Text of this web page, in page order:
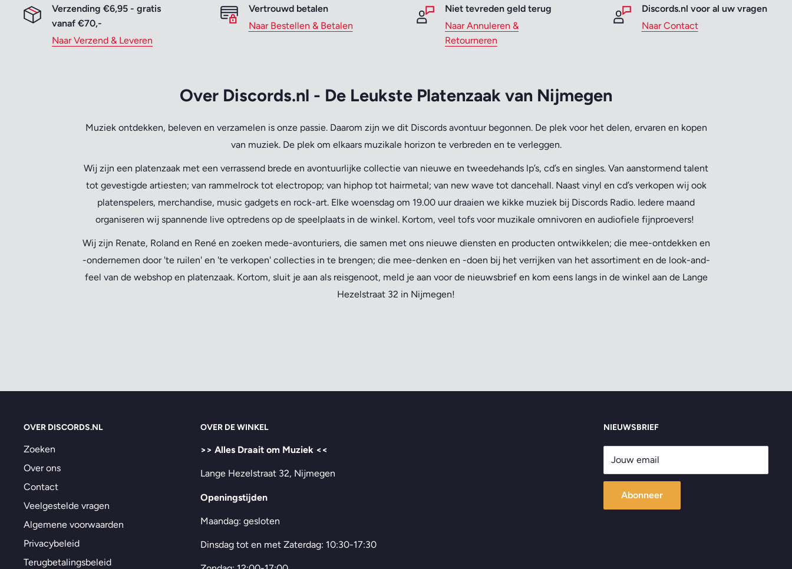
Verzending €6,95 - gratis
vanaf €70,-
Naar Verzend & Leveren
Vertrouwd betalen
Naar Bestellen & Betalen
Niet tevreden geld terug
Naar Annuleren &
Retourneren
Discords.nl voor al uw vragen
Naar Contact
Over Discords.nl - De Leukste Platenzaak van Nijmegen
Muziek ontdekken, beleven en verzamelen is onze passie. Daarom zijn we dit Discords avontuur begonnen. De plek voor het delen, ervaren en kopen
van muziek. De plek om elkaars muzikale horizon te verbreden en te verleggen.
Wij zijn een platenzaak met een verrassend brede en avontuurlijke collectie van nieuwe en tweedehands lp’s, cd’s en singles. Van aanstormend talent
tot gevestigde artiesten; van rammelrock tot electropop; van hiphop tot hairmetal; van new wave tot dancehall. Naast vinyl en cd’s verkopen wij ook
platenspelers, merchandise, music gadgets en rock-art. Elke woensdag om 19.00 uur draaien we kikke muziek bij Discords Radio. Iedere maand
organiseren wij spannende live optredens op de speelplaats in de winkel. Kortom, veel tofs voor muzikale omnivoren en audiofiele fijnproevers!
Wij zijn Renate, Roland en René en zoeken mede-avonturiers, die samen met ons nieuwe diensten en producten ontwikkelen; die mee-ontdekken en
-ondernemen door 'te ruilen' en 'te verkopen' collecties in te brengen; die mee-denken en -doen bij het verrijken van het assortiment en de look-and-
feel van de webshop en platenzaak. Kortom, sluit je aan als reisgenoot, meld je aan voor de nieuwsbrief en kom eens langs in de winkel aan de Lange
Hezelstraat 32 in Nijmegen!
OVER DISCORDS.NL
Zoeken
Over ons
Contact
Veelgestelde vragen
Algemene voorwaarden
Privacybeleid
Terugbetalingsbeleid
OVER DE WINKEL
>> Alles Draait om Muziek <<
Lange Hezelstraat 32, Nijmegen
Openingstijden
Maandag: gesloten
Dinsdag tot en met Zaterdag: 10:30-17:30
NIEUWSBRIEF
Jouw email
Abonneer